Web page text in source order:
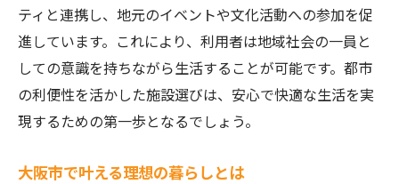
大阪市での精神障がい者向けグループホー
ムの選び方
個々のニーズに合ったホームの見つけ方
精神障がい者が安心して暮らせる環境づく
り
安心して暮らせる大阪市の障がい者グループホ
ティと連携し、地元のイベントや文化活動への参加を促
進しています。これにより、利用者は地域社会の一員と
しての意識を持ちながら生活することが可能です。都市
の利便性を活かした施設選びは、安心で快適な生活を実
現するための第一歩となるでしょう。
大阪市で叶える理想の暮らしとは